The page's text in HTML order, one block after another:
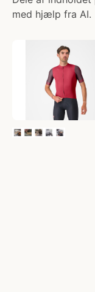
med hjælp fra AI.